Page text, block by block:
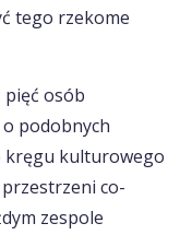
tego rzekome
pięć osób
podobnych
kręgu kulturowego
co-
zespole